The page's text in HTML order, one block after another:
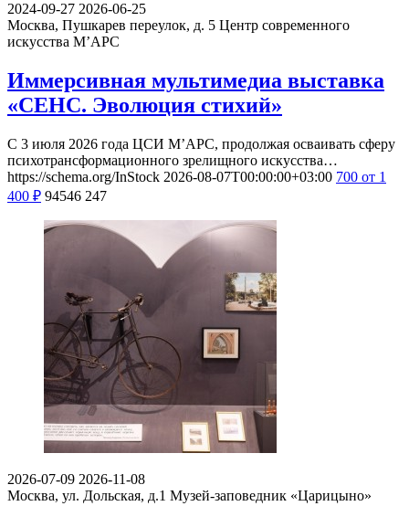
2024-09-27 2026-06-25
Москва, Пушкарев переулок, д. 5 Центр современного
искусства М’АРС
Иммерсивная мультимедиа выставка
«СЕНС. Эволюция стихий»
С 3 июля 2026 года ЦСИ М’АРС, продолжая осваивать сферу
психотрансформационного зрелищного искусства…
https://schema.org/InStock 2026-08-07T00:00:00+03:00 700 от 1
400 ₽ 94546 247
2026-07-09 2026-11-08
Москва, ул. Дольская, д.1 Музей-заповедник «Царицыно»